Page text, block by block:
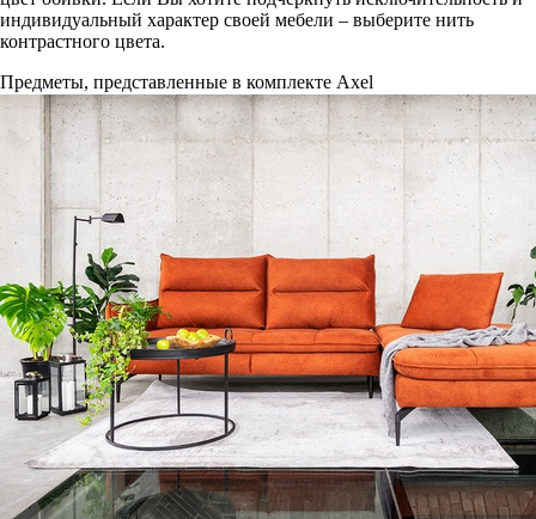
индивидуальный характер своей мебели – выберите нить
контрастного цвета.
Предметы, представленные в комплекте Axel